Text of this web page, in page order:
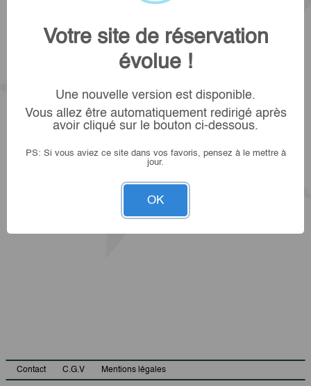
Contact C.G.V Mentions légales
Votre site de réservation
évolue !
Une nouvelle version est disponible.
Vous allez être automatiquement redirigé après
avoir cliqué sur le bouton ci-dessous.
PS: Si vous aviez ce site dans vos favoris, pensez à le mettre à
jour.
OK